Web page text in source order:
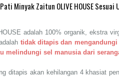
Pati Minyak Zaitun OLIVE HOUSE
adalah 100% organik, ekstra
tidak ditapis dan
melindungi sel manusia dari
ditapis akan kehilangan 4 khasiat